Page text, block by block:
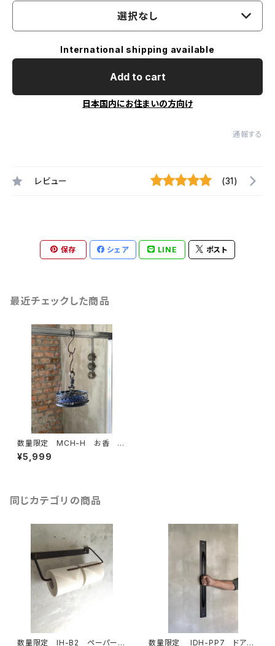
選択なし
International shipping available
Add to cart
日本国内にお住まいの方向け
通報する
レビュー (31)
保存 シェア LINE ポスト
最近チェックした商品
数量限定 MCH-H お香 蚊
取り線香ホルダー 蚊遺り ガ
ラビナ インセンス 店舗 自
¥5,999
同じカテゴリの商品
数量限定 IH-B2 ペーパーホ
数量限定 IDH-PP7 ドアノ